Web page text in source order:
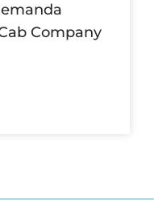
Company